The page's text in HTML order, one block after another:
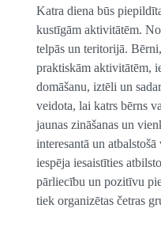
Katra diena būs
kustīgām aktivitātēm.
telpās un teritorijā.
praktiskām aktivitātēm,
domāšanu, iztēli un
veidota, lai katrs bērns
jaunas zināšanas un
interesantā un
iespēja iesaistīties
pārliecību un pozitīvu
tiek organizētas četras